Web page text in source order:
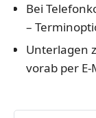
Bei
–
Unterlagen
vorab per